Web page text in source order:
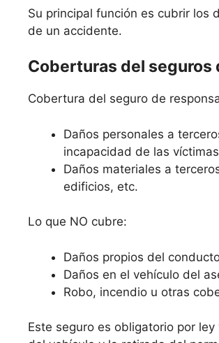
Su principal función es cubrir los
de un accidente.
Coberturas del seguros
Cobertura del seguro de
Daños personales a
incapacidad de las
Daños materiales a
edificios, etc.
Lo que NO cubre:
Daños propios del
Daños en el vehículo del
Robo, incendio u otras
Este seguro es obligatorio por